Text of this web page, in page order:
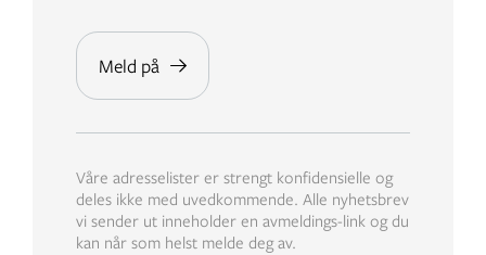
Våre adresselister er strengt konfidensielle og
deles ikke med uvedkommende. Alle nyhetsbrev
vi sender ut inneholder en avmeldings-link og du
kan når som helst melde deg av.